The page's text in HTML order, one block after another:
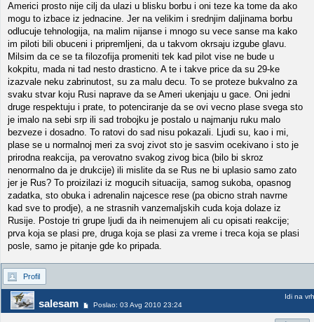
Americi prosto nije cilj da ulazi u blisku borbu i oni teze ka tome da ako
mogu to izbace iz jednacine. Jer na velikim i srednjim daljinama borbu
odlucuje tehnologija, na malim nijanse i mnogo su vece sanse ma kako
im piloti bili obuceni i pripremljeni, da u takvom okrsaju izgube glavu.
Milsim da ce se ta filozofija promeniti tek kad pilot vise ne bude u
kokpitu, mada ni tad nesto drasticno. A te i takve price da su 29-ke
izazvale neku zabrinutost, su za malu decu. To se proteze bukvalno za
svaku stvar koju Rusi naprave da se Ameri ukenjaju u gace. Oni jedni
druge respektuju i prate, to potenciranje da se ovi vecno plase svega sto
je imalo na sebi srp ili sad trobojku je postalo u najmanju ruku malo
bezveze i dosadno. To ratovi do sad nisu pokazali. Ljudi su, kao i mi,
plase se u normalnoj meri za svoj zivot sto je sasvim ocekivano i sto je
prirodna reakcija, pa verovatno svakog zivog bica (bilo bi skroz
nenormalno da je drukcije) ili mislite da se Rus ne bi uplasio samo zato
jer je Rus? To proizilazi iz mogucih situacija, samog sukoba, opasnog
zadatka, sto obuka i adrenalin najcesce rese (pa obicno strah navrne
kad sve to prodje), a ne strasnih vanzemaljskih cuda koja dolaze iz
Rusije. Postoje tri grupe ljudi da ih neimenujem ali cu opisati reakcije;
prva koja se plasi pre, druga koja se plasi za vreme i treca koja se plasi
posle, samo je pitanje gde ko pripada.
Profil
salesam Poslao: 03 Avg 2010 23:24
Idi na vrh